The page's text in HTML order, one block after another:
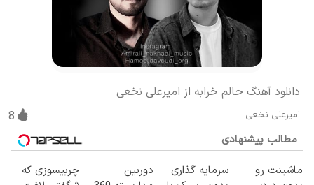
دانلود آهنگ حالم خرابه از امیرعلی نخعی
امیرعلی نخعی 8
مطالب پیشنهادی
ماشینت رو
سرمایه گذاری
دوربین
چربیسوزی که